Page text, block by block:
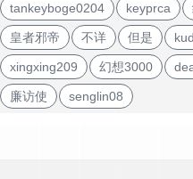
tankeyboge0204 keyprca
皇者邪帝 不详 但是
xingxing209 幻想3000
廉访使 senglin08